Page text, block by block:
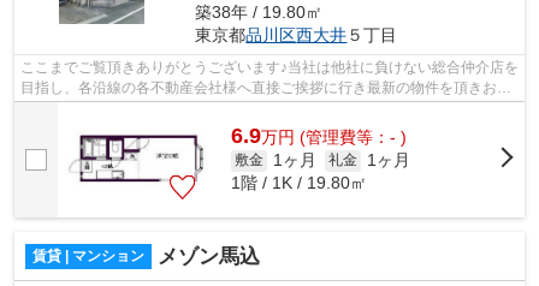
築38年 / 19.80㎡
東京都品川区西大井５丁目
ここまでご覧頂きありがとうございます♪当社は他社に負けない総合仲介店を
目指し、各沿線の各不動産会社様へ直接ご挨拶に行き最新の物件を頂きお客
様へ提供しております！最新の情報は...
6.9万円 (管理費等：- )
敷金 1ヶ月 礼金
1ヶ月
1階 / 1K / 19.80㎡
賃貸 | マンション メゾン馬込